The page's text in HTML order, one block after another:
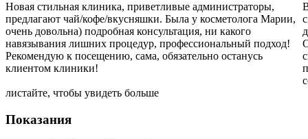
Новая стильная клиника, приветливые администраторы,
предлагают чай/кофе/вкусняшки. Была у косметолога Марии,
очень довольна) подробная консультация, ни какого
навязывания лишних процедур, профессиональный подход!
Рекомендую к посещению, сама, обязательно останусь
клиентом клиники!
листайте, чтобы увидеть больше
Показания